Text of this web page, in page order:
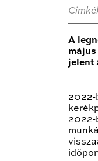
A
jelent
2022-
2022-